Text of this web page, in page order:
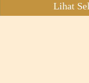
Lihat